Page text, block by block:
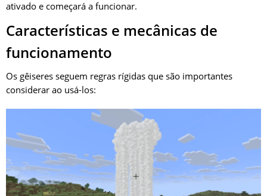
ativado e começará a funcionar.
Características e mecânicas de
funcionamento
Os gêiseres seguem regras rígidas que são importantes
considerar ao usá-los: